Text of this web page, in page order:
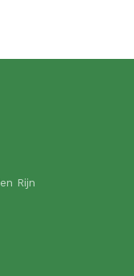
Rijn